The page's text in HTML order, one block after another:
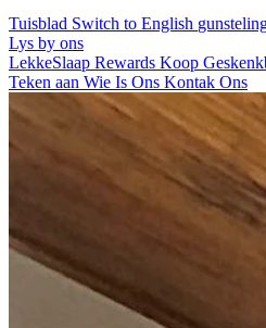
Tuisblad Switch to English
Lys by ons
LekkeSlaap Rewards Koop
Teken aan Wie Is Ons Kontak Ons